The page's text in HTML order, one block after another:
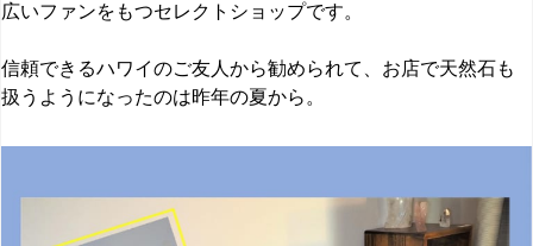
広いファンをもつセレクトショップです。
信頼できるハワイのご友人から勧められて、 お店で天然石も
扱うようになったのは昨年の夏から。